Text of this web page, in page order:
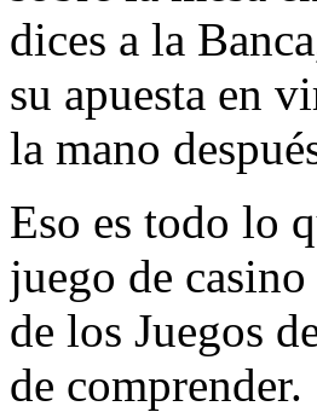
dices a la
su apuesta en
la mano
Eso es todo lo
juego de
de los Juegos
de comprender.